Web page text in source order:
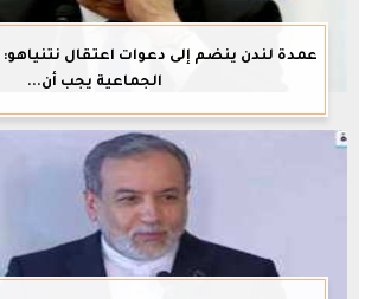
عمدة لندن ينضم إلى دعوات اعتقال نتنياهو:
الجماعية يجب أن...